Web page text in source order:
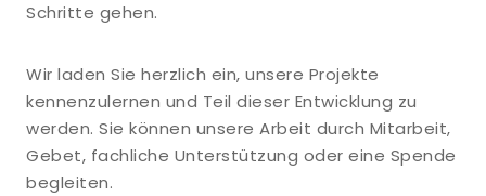
Schritte gehen.
Wir laden Sie herzlich ein, unsere Projekte
kennenzulernen und Teil dieser Entwicklung zu
werden. Sie können unsere Arbeit durch Mitarbeit,
Gebet, fachliche Unterstützung oder eine Spende
begleiten.